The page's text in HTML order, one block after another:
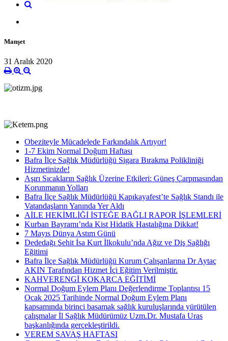
Manşet
31 Aralık 2020
Obeziteyle Mücadelede Farkındalık Artıyor!
1-7 Ekim Normal Doğum Haftası
Bafra İlçe Sağlık Müdürlüğü Sigara Bırakma Polikliniği
Hizmetinizde!
Aşırı Sıcakların Sağlık Üzerine Etkileri: Güneş Çarpmasından
Korunmanın Yolları
Bafra İlçe Sağlık Müdürlüğü Kapıkayafest’te Sağlık Standı ile
Vatandaşların Yanında Yer Aldı
AİLE HEKİMLİĞİ İSTEĞE BAĞLI RAPOR İŞLEMLERİ
Kurban Bayramı’nda Kist Hidatik Hastalığına Dikkat!
7 Mayıs Dünya Astım Günü
Dededağı Şehit İsa Kurt İlkokulu’nda Ağız ve Diş Sağlığı
Eğitimi
Bafra İlçe Sağlık Müdürlüğü Kurum Çalışanlarına Dr Aytaç
AKIN Tarafından Hizmet İçi Eğitim Verilmiştir.
KAHVERENGİ KOKARCA EĞİTİMİ
Normal Doğum Eylem Planı Değerlendirme Toplantısı 15
Ocak 2025 Tarihinde Normal Doğum Eylem Planı
kapsamında birinci basamak sağlık kuruluşlarında yürütülen
çalışmalar İl Sağlık Müdürümüz Uzm.Dr. Mustafa Uras
başkanlığında gerçekleştirildi.
VEREM SAVAŞ HAFTASI